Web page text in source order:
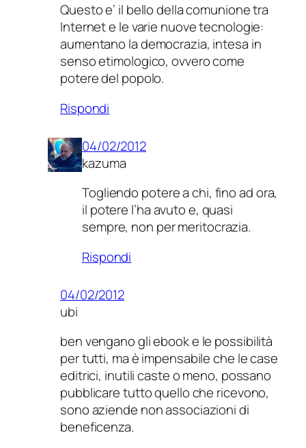
Questo e’ il bello della comunione tra
Internet e le varie nuove tecnologie:
aumentano la democrazia, intesa in
senso etimologico, ovvero come
potere del popolo.
Rispondi
04/02/2012
kazuma
Togliendo potere a chi, fino ad ora,
il potere l’ha avuto e, quasi
sempre, non per meritocrazia.
Rispondi
04/02/2012
ubi
ben vengano gli ebook e le possibilità
per tutti, ma è impensabile che le case
editrici, inutili caste o meno, possano
pubblicare tutto quello che ricevono,
sono aziende non associazioni di
beneficenza.